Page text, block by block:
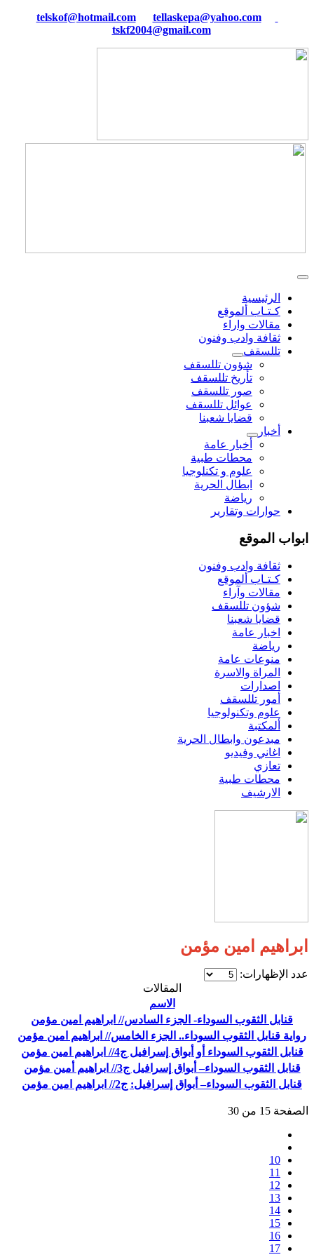
tellaskepa@yahoo.com
tskf2004@gmail.com
الرئيسية
كـتـاب ألموقع
مقالات واراء
ثقافة وادب وفنون
تللسقف
شؤون تللسقف
تأريخ تللسقف
صور تللسقف
عوائل تللسقف
قضايا شعبنا
أخبار
أخبار عامة
محطات طبية
علوم و تکنلوجیا
ابطال الحرية
رياضة
حوارات وتقارير
ابواب الموقع
ثقافة وادب وفنون
كـتـاب ألموقع
مقالات وآراء
شؤون تللسقف
قضايا شعبنا
اخبار عامة
رياضة
منوعات عامة
المراة والاسرة
اصدارات
أمور تللسقف
علوم وتكنولوجيا
ألمكتبة
مبدعون وابطال الحرية
اغاني وفيديو
تعازي
محطات طبية
الارشيف
ابراهيم امين مؤمن
عدد الإظهارات:
المقالات
الاسم
قنابل الثقوب السوداء- الجزء السادس// ابراهيم امين مؤمن
رواية قنابل الثقوب السوداء.. الجزء الخامس// ابراهيم امين مؤمن
قنابل الثقوب السوداء أو أبواق إسرافيل ج4// ابراهيم امين مؤمن
قنابل الثقوب السوداء– أبواق إسرافيل ج3// ابراهيم أمين مؤمن
قنابل الثقوب السوداء– أبواق إسرافيل: ج2// ابراهيم امين مؤمن
الصفحة 15 من 30
10
11
12
13
14
15
16
17